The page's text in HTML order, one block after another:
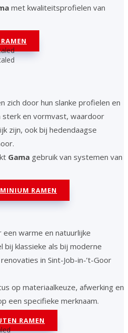
met kwaliteitsprofielen van
zich door hun slanke profielen en
sterk en vormvast, waardoor
zijn, ook bij hedendaagse
Gama gebruik van systemen van
RAMEN
warme en natuurlijke
bij klassieke als bij moderne
in Sint-Job-in-’t-Goor
op materiaalkeuze, afwerking en
een specifieke merknaam.
RAMEN